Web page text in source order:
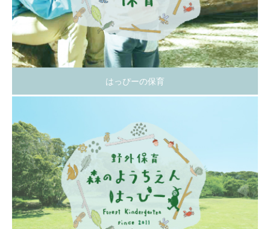
はっぴーの保育